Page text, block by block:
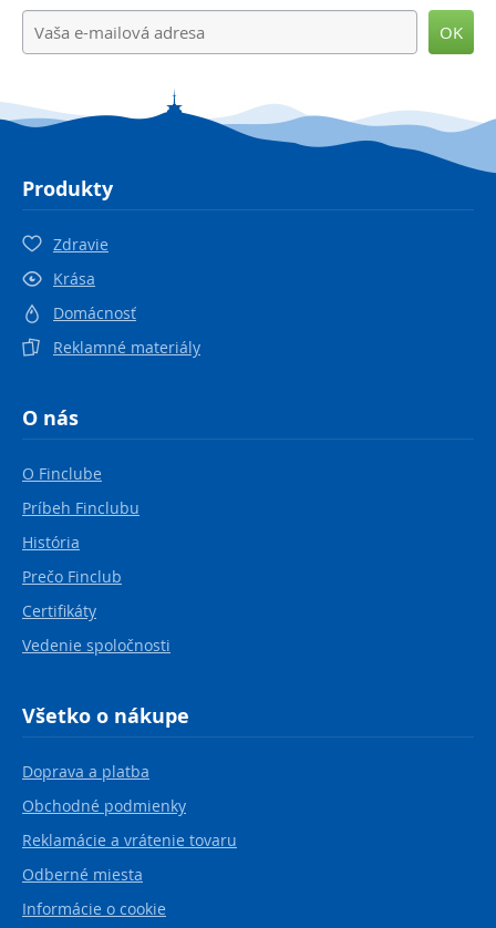
OK
Produkty
Zdravie
Krása
Domácnosť
Reklamné materiály
O nás
O Finclube
Príbeh Finclubu
História
Prečo Finclub
Certifikáty
Vedenie spoločnosti
Všetko o nákupe
Doprava a platba
Obchodné podmienky
Reklamácie a vrátenie tovaru
Odberné miesta
Informácie o cookie